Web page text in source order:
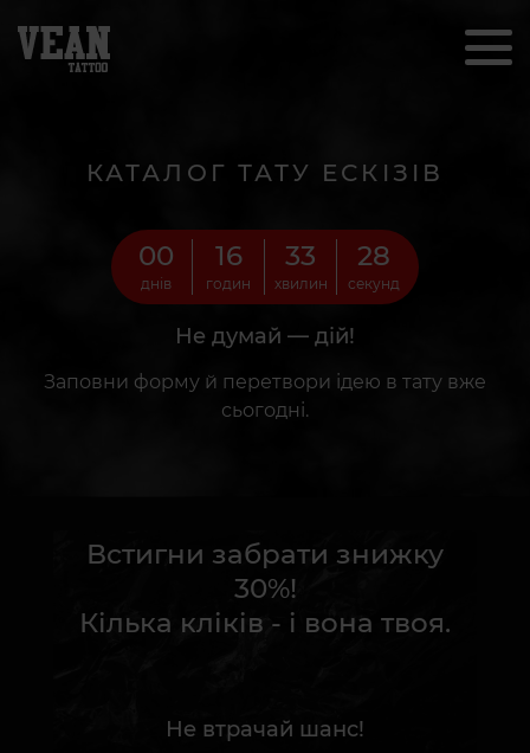
КАТАЛОГ ТАТУ ЕСКІЗІВ
00
днів
16
годин
33
хвилин
26
секунд
Не думай — дій!
Заповни форму й перетвори ідею в тату вже
сьогодні.
Встигни забрати знижку
30%!
Кілька кліків - і вона твоя.
Не втрачай шанс!